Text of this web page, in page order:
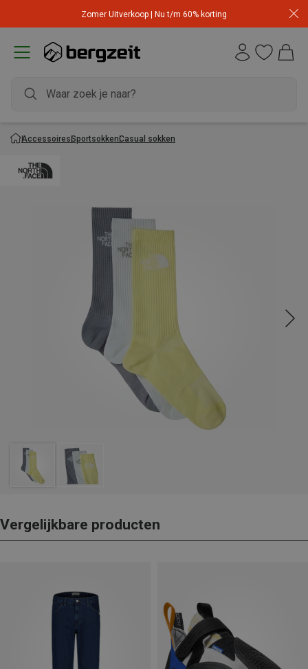
Zomer Uitverkoop | Nu t/m 60% korting
AccessoiresSportsokkenCasual sokken
Vergelijkbare producten